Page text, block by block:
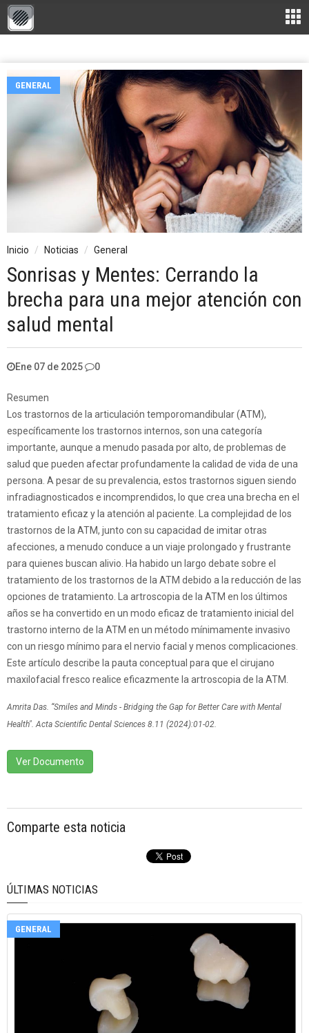
GENERAL
Inicio Noticias General
Sonrisas y Mentes: Cerrando la
brecha para una mejor atención con
salud mental
Ene 07 de 2025 0
Resumen
Los trastornos de la articulación temporomandibular (ATM),
específicamente los trastornos internos, son una categoría
importante, aunque a menudo pasada por alto, de problemas de
salud que pueden afectar profundamente la calidad de vida de una
persona. A pesar de su prevalencia, estos trastornos siguen siendo
infradiagnosticados e incomprendidos, lo que crea una brecha en el
tratamiento eficaz y la atención al paciente. La complejidad de los
trastornos de la ATM, junto con su capacidad de imitar otras
afecciones, a menudo conduce a un viaje prolongado y frustrante
para quienes buscan alivio. Ha habido un largo debate sobre el
tratamiento de los trastornos de la ATM debido a la reducción de las
opciones de tratamiento. La artroscopia de la ATM en los últimos
años se ha convertido en un modo eficaz de tratamiento inicial del
trastorno interno de la ATM en un método mínimamente invasivo
con un riesgo mínimo para el nervio facial y menos complicaciones.
Este artículo describe la pauta conceptual para que el cirujano
maxilofacial fresco realice eficazmente la artroscopia de la ATM.
Amrita Das. “Smiles and Minds - Bridging the Gap for Better Care with Mental
Health". Acta Scientific Dental Sciences 8.11 (2024):01-02.
Ver Documento
Comparte esta noticia
ÚLTIMAS NOTICIAS
GENERAL